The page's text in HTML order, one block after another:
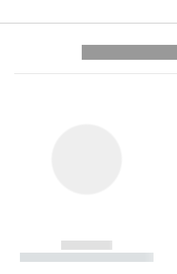
------------
----------- ----------- --------